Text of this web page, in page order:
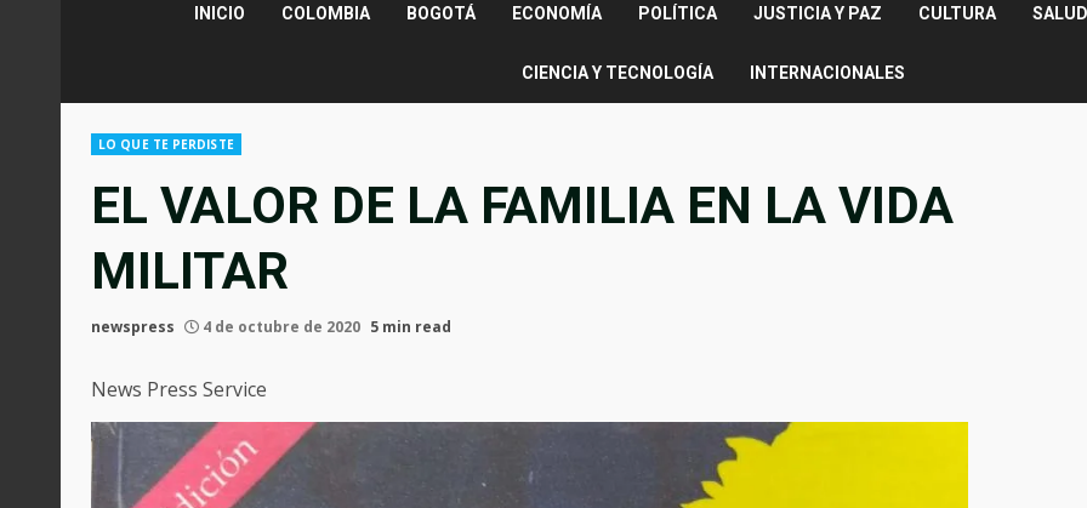
INICIO COLOMBIA BOGOTÁ ECONOMÍA POLÍTICA JUSTICIA Y PAZ CULTURA
CIENCIA Y TECNOLOGÍA INTERNACIONALES
LO QUE TE PERDISTE
EL VALOR DE LA FAMILIA EN LA VIDA
MILITAR
newspress 4 de octubre de 2020 5 min read
News Press Service